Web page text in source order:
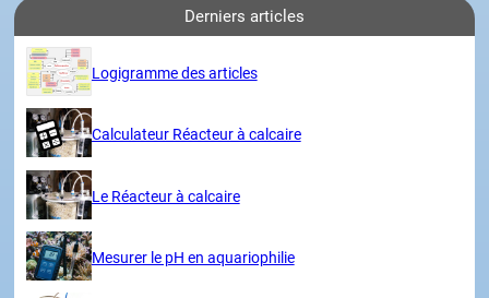
Derniers articles
Logigramme des articles
Calculateur Réacteur à calcaire
Le Réacteur à calcaire
Mesurer le pH en aquariophilie